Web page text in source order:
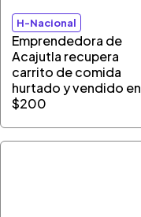
H-Nacional
Emprendedora de
Acajutla recupera
carrito de comida
hurtado y vendido en
$200